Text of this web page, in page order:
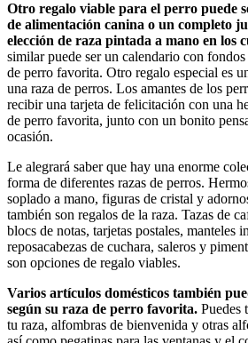
Otro regalo viable para el perro puede
de alimentación canina o un completo
elección de raza pintada a mano en los
similar puede ser un calendario con
de perro favorita. Otro regalo especial es
una raza de perros. Los amantes de los
recibir una tarjeta de felicitación con una
de perro favorita, junto con un bonito
ocasión.
Le alegrará saber que hay una enorme
forma de diferentes razas de perros.
soplado a mano, figuras de cristal y
también son regalos de la raza. Tazas de
blocs de notas, tarjetas postales, manteles
reposacabezas de cuchara, saleros y
son opciones de regalo viables.
Varios artículos domésticos también
según su raza de perro favorita. Puedes
tu raza, alfombras de bienvenida y otras